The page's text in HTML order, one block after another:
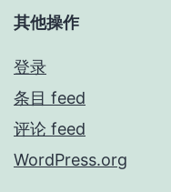
其他操作
登录
条目 feed
评论 feed
WordPress.org